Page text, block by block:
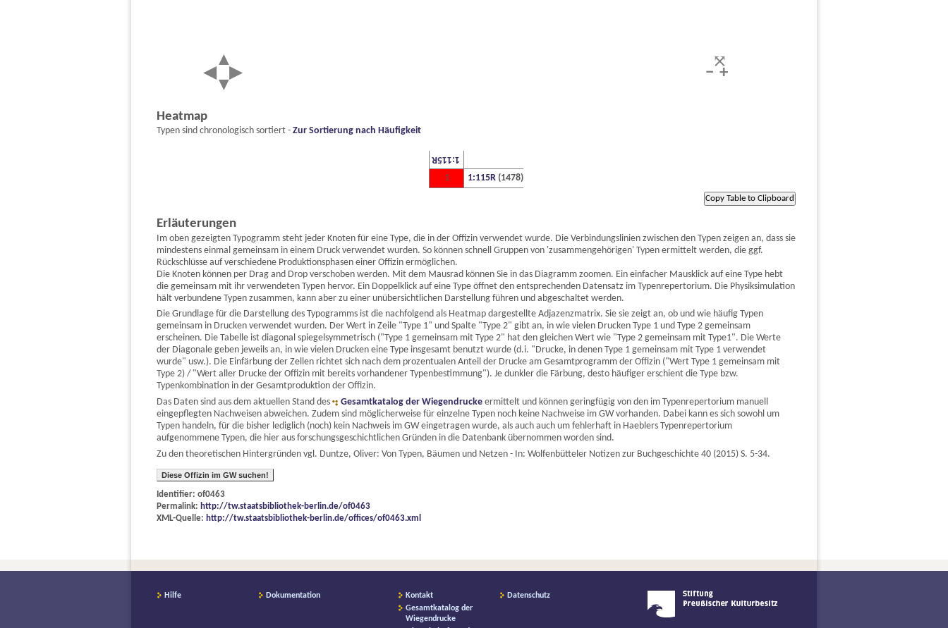
Heatmap
Typen sind chronologisch sortiert - Zur Sortierung nach Häufigkeit
1:115R
1
1:115R (1478)
Erläuterungen
Im oben gezeigten Typogramm steht jeder Knoten für eine Type, die in der Offizin verwendet wurde. Die Verbindungslinien zwischen den Typen zeigen an, dass sie
mindestens einmal gemeinsam in einem Druck verwendet wurden. So können schnell Gruppen von 'zusammengehörigen' Typen ermittelt werden, die ggf.
Rückschlüsse auf verschiedene Produktionsphasen einer Offizin ermöglichen.
Die Knoten können per Drag and Drop verschoben werden. Mit dem Mausrad können Sie in das Diagramm zoomen. Ein einfacher Mausklick auf eine Type hebt
die gemeinsam mit ihr verwendeten Typen hervor. Ein Doppelklick auf eine Type öffnet den entsprechenden Datensatz im Typenrepertorium. Die Physiksimulation
hält verbundene Typen zusammen, kann aber zu einer unübersichtlichen Darstellung führen und abgeschaltet werden.
Die Grundlage für die Darstellung des Typogramms ist die nachfolgend als Heatmap dargestellte Adjazenzmatrix. Sie sie zeigt an, ob und wie häufig Typen
gemeinsam in Drucken verwendet wurden. Der Wert in Zeile "Type 1" und Spalte "Type 2" gibt an, in wie vielen Drucken Type 1 und Type 2 gemeinsam
erscheinen. Die Tabelle ist diagonal spiegelsymmetrisch ("Type 1 gemeinsam mit Type 2" hat den gleichen Wert wie "Type 2 gemeinsam mit Type1". Die Werte
der Diagonale geben jeweils an, in wie vielen Drucken eine Type insgesamt benutzt wurde (d.i. "Drucke, in denen Type 1 gemeinsam mit Type 1 verwendet
wurde" usw.). Die Einfärbung der Zellen richtet sich nach dem prozentualen Anteil der Drucke am Gesamtprogramm der Offizin ("Wert Type 1 gemeinsam mit
Type 2) / "Wert aller Drucke der Offizin mit bereits vorhandener Typenbestimmung"). Je dunkler die Färbung, desto häufiger erschient die Type bzw.
Typenkombination in der Gesamtproduktion der Offizin.
Das Daten sind aus dem aktuellen Stand des
Gesamtkatalog der Wiegendrucke ermittelt und können geringfügig von den im Typenrepertorium manuell
eingepflegten Nachweisen abweichen. Zudem sind möglicherweise für einzelne Typen noch keine Nachweise im GW vorhanden. Dabei kann es sich sowohl um
Typen handeln, für die bisher lediglich (noch) kein Nachweis im GW eingetragen wurde, als auch auch um fehlerhaft in Haeblers Typenrepertorium
aufgenommene Typen, die hier aus forschungsgeschichtlichen Gründen in die Datenbank übernommen worden sind.
Zu den theoretischen Hintergründen vgl. Duntze, Oliver: Von Typen, Bäumen und Netzen - In: Wolfenbütteler Notizen zur Buchgeschichte 40 (2015) S. 5-34.
Diese Offizin im GW suchen!
Identifier: of0463
Permalink: http://tw.staatsbibliothek-berlin.de/of0463
XML-Quelle: http://tw.staatsbibliothek-berlin.de/offices/of0463.xml
Hilfe Dokumentation
Kontakt
Gesamtkatalog der
Wiegendrucke
Datenschutz